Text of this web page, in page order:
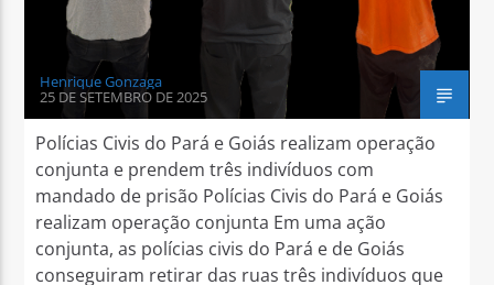
Henrique Gonzaga
25 DE SETEMBRO DE 2025
Polícias Civis do Pará e Goiás realizam operação
conjunta e prendem três indivíduos com
mandado de prisão Polícias Civis do Pará e Goiás
realizam operação conjunta Em uma ação
conjunta, as polícias civis do Pará e de Goiás
conseguiram retirar das ruas três indivíduos que